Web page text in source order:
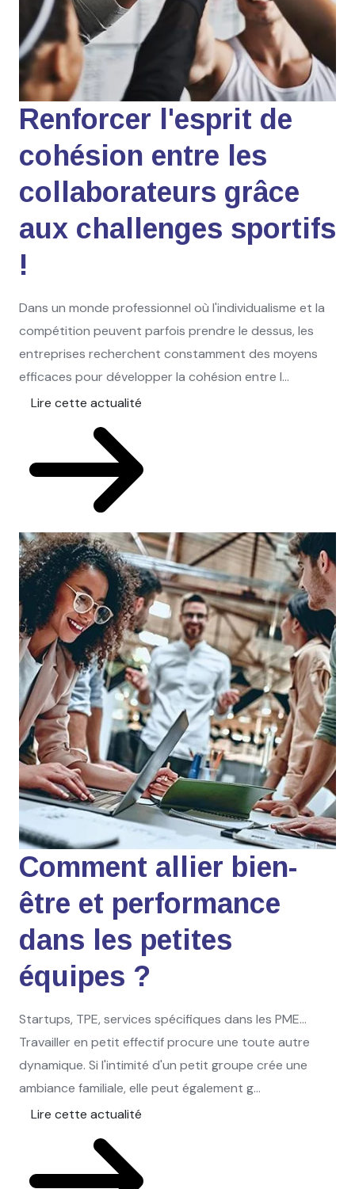
Renforcer l'esprit de
cohésion entre les
collaborateurs grâce
aux challenges sportifs
!
Dans un monde professionnel où l'individualisme et la
compétition peuvent parfois prendre le dessus, les
entreprises recherchent constamment des moyens
efficaces pour développer la cohésion entre l...
Lire cette actualité
Comment allier bien-
être et performance
dans les petites
équipes ?
Startups, TPE, services spécifiques dans les PME…
Travailler en petit effectif procure une toute autre
dynamique. Si l'intimité d'un petit groupe crée une
ambiance familiale, elle peut également g...
Lire cette actualité